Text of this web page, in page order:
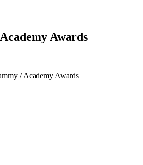
Awards
/ Academy Awards